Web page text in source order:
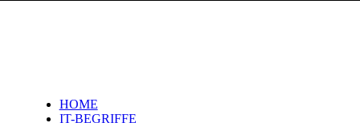
HOME
IT-BEGRIFFE